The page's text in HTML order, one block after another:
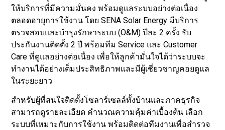
ให้บริการที่มีความมั่นคง พร้อมดูแลระบบอย่างต่อเนื่อง
ตลอดอายุการใช้งาน โดย SENA Solar Energy มีบริการ
ตรวจสอบและบำรุงรักษาระบบ (O&M) ปีละ 2 ครั้ง รับ
ประกันงานติดตั้ง 2 ปี พร้อมทีม Service และ Customer
Care ที่ดูแลอย่างต่อเนื่อง เพื่อให้ลูกค้ามั่นใจได้ว่าระบบจะ
ทำงานได้อย่างเต็มประสิทธิภาพและมีผู้เชี่ยวชาญคอยดูแล
ในระยะยาว
สำหรับผู้ที่สนใจติดตั้งโซลาร์เซลล์ทั้งบ้านและภาคธุรกิจ
สามารถดูรายละเอียด คำนวณความคุ้มค่าเบื้องต้น เลือก
ระบบที่เหมาะกับการใช้งาน พร้อมติดต่อทีมงานเพื่อสำรวจ